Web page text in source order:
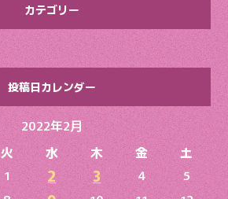
カテゴリー
投稿日カレンダー
2022年2月
火 水 木 金
土
1
2 3 4
5